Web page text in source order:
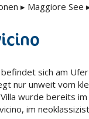
▸ Maggiore See
befindet sich am
nur unweit vom
wurde bereits im
im